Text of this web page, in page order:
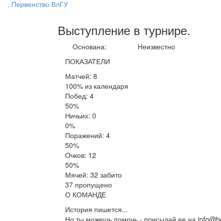
. Первенство ВлГУ
Выступление в турнире.
Основана:
Неизвестно
ПОКАЗАТЕЛИ
Матчей: 8
100% из календаря
Побед: 4
50%
Ничьих: 0
0%
Поражений: 4
50%
Очков: 12
50%
Мячей: 32 забито
37 пропущено
О КОМАНДЕ
История пишется...